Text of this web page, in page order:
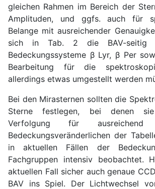
gleichen Rahmen im Bereich der
Amplituden, und ggfs. auch für
Belange mit ausreichender
sich in Tab. 2 die BAV-seitig
Bedeckungssysteme β Lyr, β Per
Bearbeitung für die
allerdings etwas umgestellt werden
Bei den Mirasternen sollten die
Sterne festlegen, bei denen
Verfolgung für
Bedeckungsveränderlichen der
in aktuellen Fällen der
Fachgruppen intensiv beobachtet.
aktuellen Fall sicher auch genaue
BAV ins Spiel. Der Lichtwechsel